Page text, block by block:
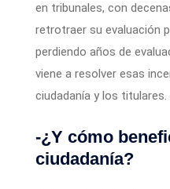
en tribunales, con
retrotraer su evaluación
perdiendo años de
viene a resolver esas
ciudadanía y los titulares.
-¿Y cómo
ciudadanía?